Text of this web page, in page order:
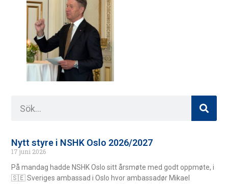
Nytt styre i NSHK Oslo 2026/2027
17 juni 2026
På mandag hadde NSHK Oslo sitt årsmøte med godt oppmøte, i
🇸🇪 Sveriges ambassad i Oslo hvor ambassadør Mikael